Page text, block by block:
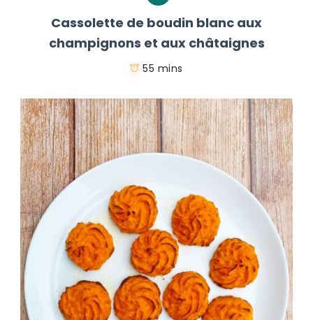
Cassolette de boudin blanc aux
champignons et aux châtaignes
55 mins